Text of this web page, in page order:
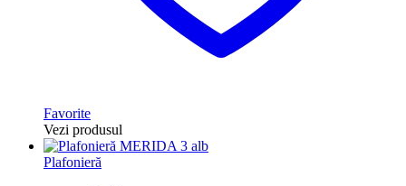
Favorite
Vezi produsul
Plafonieră